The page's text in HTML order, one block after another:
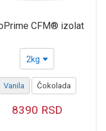
CFM® izolat
2kg
Vanila Čokolada
8390 RSD